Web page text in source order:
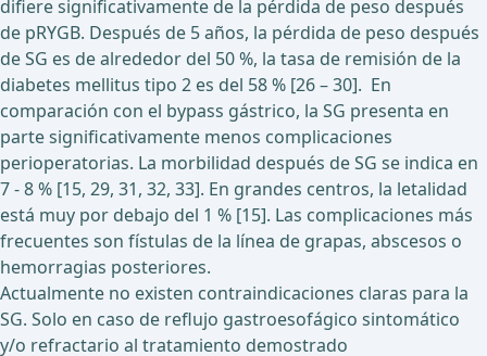
difiere significativamente de la pérdida de peso después
de pRYGB. Después de 5 años, la pérdida de peso después
de SG es de alrededor del 50 %, la tasa de remisión de la
diabetes mellitus tipo 2 es del 58 % [26 – 30]. En
comparación con el bypass gástrico, la SG presenta en
parte significativamente menos complicaciones
perioperatorias. La morbilidad después de SG se indica en
7 - 8 % [15, 29, 31, 32, 33]. En grandes centros, la letalidad
está muy por debajo del 1 % [15]. Las complicaciones más
frecuentes son fístulas de la línea de grapas, abscesos o
hemorragias posteriores.
Actualmente no existen contraindicaciones claras para la
SG. Solo en caso de reflujo gastroesofágico sintomático
y/o refractario al tratamiento demostrado